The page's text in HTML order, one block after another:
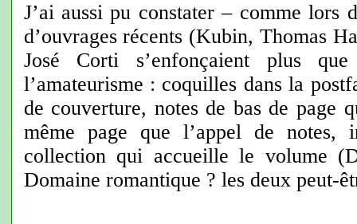
J’ai aussi pu constater – comme lors
d’ouvrages récents (Kubin, Thomas
José Corti s’enfonçaient plus
l’amateurisme : coquilles dans la
de couverture, notes de bas de page
même page que l’appel de notes,
collection qui accueille le volume
Domaine romantique ? les deux peut-